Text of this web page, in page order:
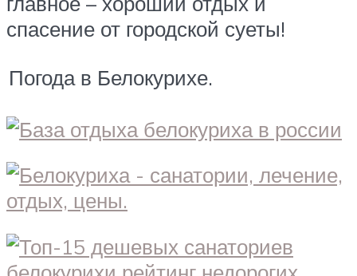
спасение от городской суеты!
Погода в Белокурихе.